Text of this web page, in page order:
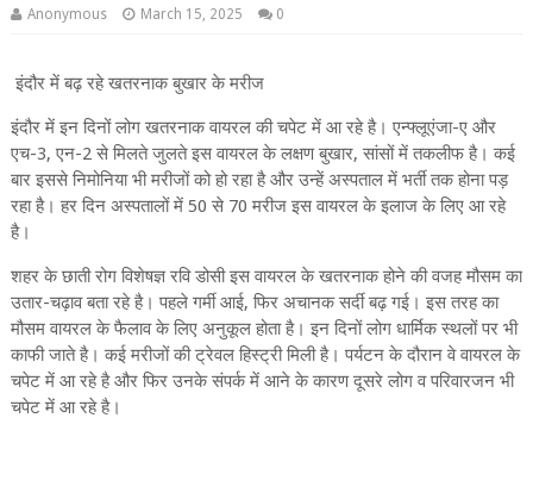
Anonymous March 15, 2025 0
इंदौर में बढ़ रहे खतरनाक बुखार के मरीज
इंदौर में इन दिनों लोग खतरनाक वायरल की चपेट में आ रहे है। एन्फ्लूएंजा-ए और
एच-3, एन-2 से मिलते जुलते इस वायरल के लक्षण बुखार, सांसों में तकलीफ है। कई
बार इससे निमोनिया भी मरीजों को हो रहा है और उन्हें अस्पताल में भर्ती तक होना पड़
रहा है। हर दिन अस्पतालों में 50 से 70 मरीज इस वायरल के इलाज के लिए आ रहे
है।
शहर के छाती रोग विशेषज्ञ रवि डोसी इस वायरल के खतरनाक होने की वजह मौसम का
उतार-चढ़ाव बता रहे है। पहले गर्मी आई, फिर अचानक सर्दी बढ़ गई। इस तरह का
मौसम वायरल के फैलाव के लिए अनुकूल होता है। इन दिनों लोग धार्मिक स्थलों पर भी
काफी जाते है। कई मरीजों की ट्रेवल हिस्ट्री मिली है। पर्यटन के दौरान वे वायरल के
चपेट में आ रहे है और फिर उनके संपर्क में आने के कारण दूसरे लोग व परिवारजन भी
चपेट में आ रहे है।